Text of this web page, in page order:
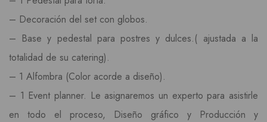
– Decoración del set con globos.
– Base y pedestal para postres y dulces.( ajustada a la
totalidad de su catering).
– 1 Alfombra (Color acorde a diseño).
– 1 Event planner. Le asignaremos un experto para asistirle
en todo el proceso, Diseño gráfico y Producción y